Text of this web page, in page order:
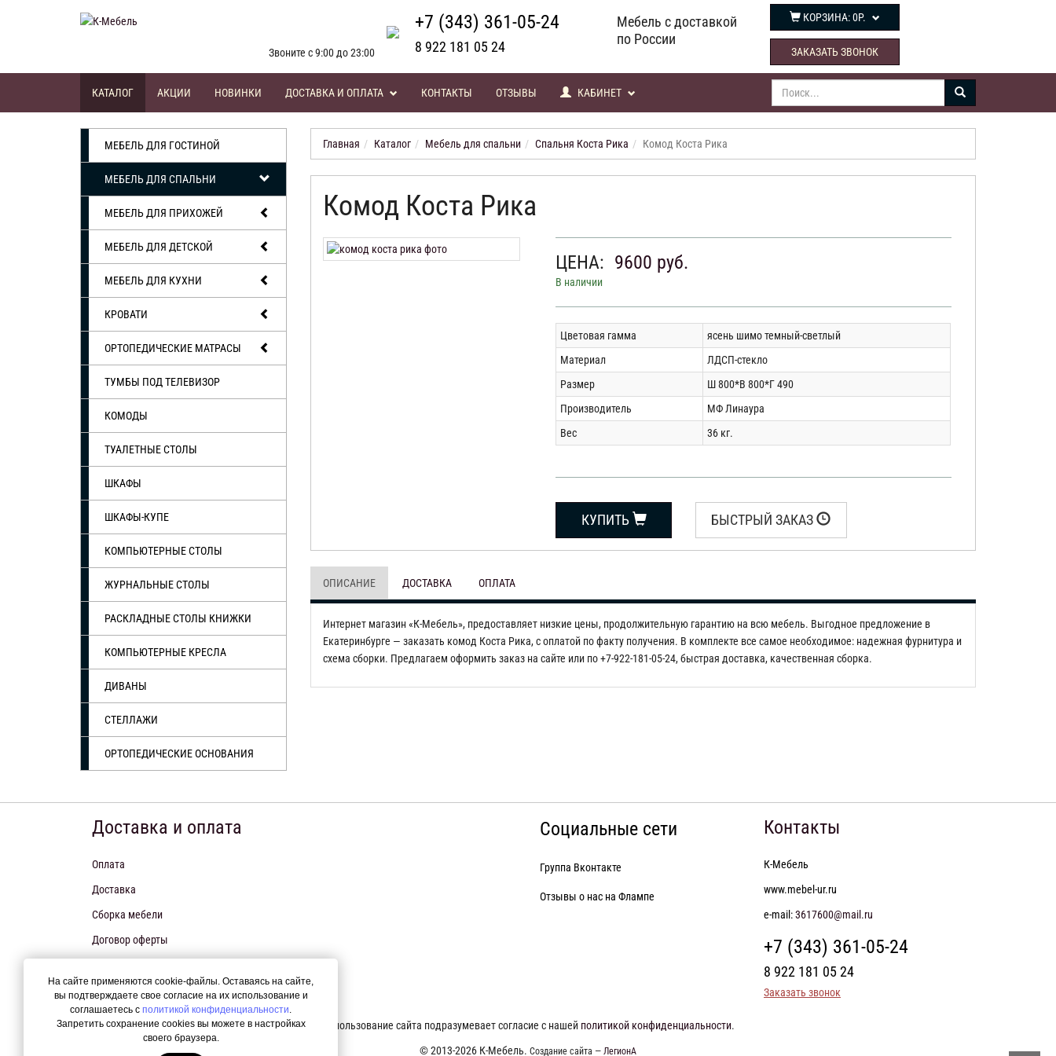
Звоните с 9:00 до 23:00
+7 (343) 361-05-24
8 922 181 05 24
Мебель с доставкой
по России
КОРЗИНА:0Р.
ЗАКАЗАТЬ ЗВОНОК
КАТАЛОГ АКЦИИ НОВИНКИ ДОСТАВКА И ОПЛАТА КОНТАКТЫ ОТЗЫВЫ КАБИНЕТ
МЕБЕЛЬ ДЛЯ ГОСТИНОЙ
МЕБЕЛЬ ДЛЯ СПАЛЬНИ
МЕБЕЛЬ ДЛЯ ПРИХОЖЕЙ
МЕБЕЛЬ ДЛЯ ДЕТСКОЙ
МЕБЕЛЬ ДЛЯ КУХНИ
КРОВАТИ
ОРТОПЕДИЧЕСКИЕ МАТРАСЫ
ТУМБЫ ПОД ТЕЛЕВИЗОР
КОМОДЫ
ТУАЛЕТНЫЕ СТОЛЫ
ШКАФЫ
ШКАФЫ-КУПЕ
КОМПЬЮТЕРНЫЕ СТОЛЫ
ЖУРНАЛЬНЫЕ СТОЛЫ
РАСКЛАДНЫЕ СТОЛЫ КНИЖКИ
КОМПЬЮТЕРНЫЕ КРЕСЛА
ДИВАНЫ
СТЕЛЛАЖИ
ОРТОПЕДИЧЕСКИЕ ОСНОВАНИЯ
Главная Каталог Мебель для спальни Спальня Коста Рика Комод Коста Рика
Комод Коста Рика
ЦЕНА: 9600 руб.
В наличии
Цветовая гамма
ясень шимо темный-светлый
Материал
ЛДСП-стекло
Размер
Ш 800*В 800*Г 490
Производитель
МФ Линаура
Вес
36 кг.
КУПИТЬ БЫСТРЫЙ ЗАКАЗ
ОПИСАНИЕ ДОСТАВКА ОПЛАТА
Интернет магазин «К-Мебель», предоставляет низкие цены, продолжительную гарантию на всю мебель. Выгодное предложение в
Екатеринбурге — заказать комод Коста Рика, с оплатой по факту получения. В комплекте все самое необходимое: надежная фурнитура и
схема сборки. Предлагаем оформить заказ на сайте или по +7-922-181-05-24, быстрая доставка, качественная сборка.
Доставка и оплата
Оплата
Доставка
Сборка мебели
Договор оферты
Социальные сети
Группа Вконтакте
Отзывы о нас на Флампе
Контакты
К-Мебель
www.mebel-ur.ru
e-mail:3617600@mail.ru
+7 (343) 361-05-24
8 922 181 05 24
Заказать звонок
На сайте применяются cookie-файлы. Оставаясь на сайте,
вы подтверждаете свое согласие на их использование и
соглашаетесь с политикой конфиденциальности.
Запретить сохранение cookies вы можете в настройках
своего браузера.
Использование сайта подразумевает согласие с нашей политикой конфиденциальности.
© 2013-2026 К-Мебель. Создание сайта — ЛегионА